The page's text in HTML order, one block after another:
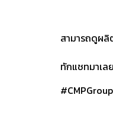
สามารถดูผ
ทักแชทมาเล